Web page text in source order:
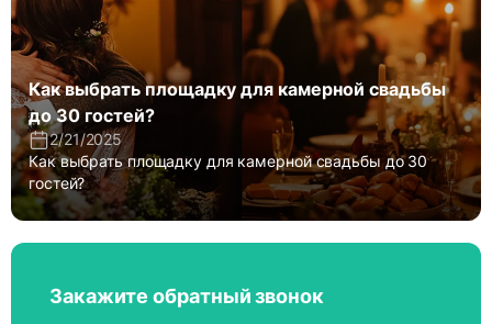
Как выбрать площадку для камерной свадьбы
до 30 гостей?
2/21/2025
Как выбрать площадку для камерной свадьбы до 30
гостей?
Закажите обратный звонок